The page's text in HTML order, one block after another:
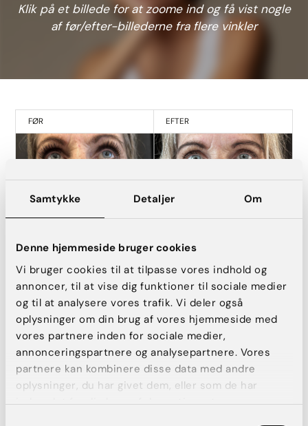
Samtykke Detaljer Om
Denne hjemmeside bruger cookies
Vi bruger cookies til at tilpasse vores indhold og
annoncer, til at vise dig funktioner til sociale medier
og til at analysere vores trafik. Vi deler også
oplysninger om din brug af vores hjemmeside med
vores partnere inden for sociale medier,
annonceringspartnere og analysepartnere. Vores
partnere kan kombinere disse data med andre
oplysninger, du har givet dem, eller som de har
indsamlet fra din brug af deres tjenester.
Klik på et billede for at zoome ind og få vist nogle
affør/efter-billederne fraflere vinkler
FØR EFTER
Halsløft (direkte).